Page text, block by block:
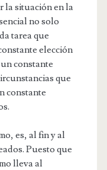
la situación en la
no solo
tarea que
elección
constante
que
constante
es, al fin y al
Puesto que
lleva al